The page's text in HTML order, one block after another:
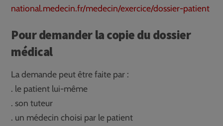
national.medecin.fr/medecin/exercice/dossier-patient
Pour demander la copie du dossier
médical
La demande peut être faite par :
. le patient lui-même
. son tuteur
. un médecin choisi par le patient